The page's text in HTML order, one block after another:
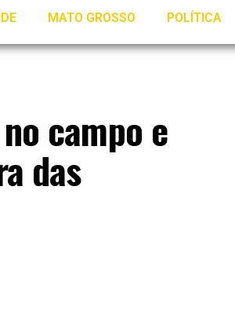
MATO GROSSO POLÍTICA
campo e
das